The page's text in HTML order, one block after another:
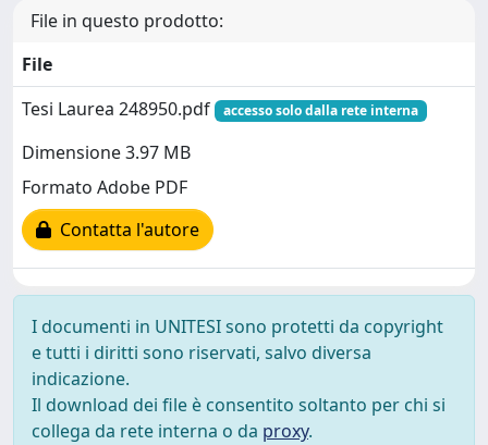
File in questo prodotto:
File
Tesi Laurea 248950.pdf
accesso solo dalla rete interna
Dimensione 3.97 MB
Formato Adobe PDF
Contatta l'autore
I documenti in UNITESI sono protetti da copyright
e tutti i diritti sono riservati, salvo diversa
indicazione.
Il download dei file è consentito soltanto per chi si
collega da rete interna o da proxy.